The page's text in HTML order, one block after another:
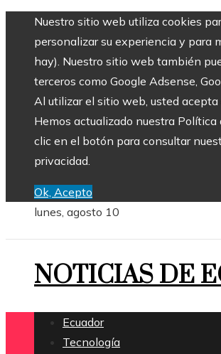
Nuestro sitio web utiliza cookies
personalizar su experiencia y para
hay). Nuestro sitio web también
terceros como Google Adsense,
Al utilizar el sitio web, usted acepta
Hemos actualizado nuestra Política
clic en el botón para consultar
privacidad.
Ok, Acepto
lunes, agosto 10
NOTICIAS DE
Ecuador
Tecnología